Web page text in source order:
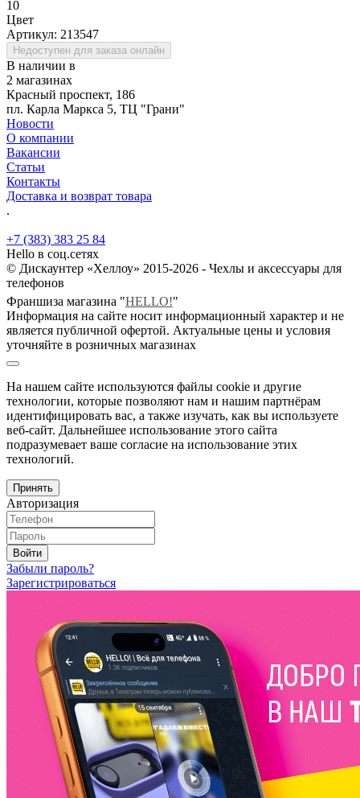
10
Цвет
Артикул: 213547
Недоступен для заказа онлайн
В наличии в
2 магазинах
Красный проспект, 186
пл. Карла Маркса 5, ТЦ "Грани"
Новости
О компании
Вакансии
Статьи
Контакты
Доставка и возврат товара
.
+7 (383) 383 25 84
Hello в соц.сетях
© Дискаунтер «Хеллоу» 2015-2026 - Чехлы и аксессуары для
телефонов
Франшиза магазина "HELLO!"
Информация на сайте носит информационный характер и не
является публичной офертой. Актуальные цены и условия
уточняйте в розничных магазинах
На нашем сайте используются файлы cookie и другие
технологии, которые позволяют нам и нашим партнёрам
идентифицировать вас, а также изучать, как вы используете
веб-сайт. Дальнейшее использование этого сайта
подразумевает ваше согласие на использование этих
технологий.
Принять
Авторизация
Войти
Забыли пароль?
Зарегистрироваться